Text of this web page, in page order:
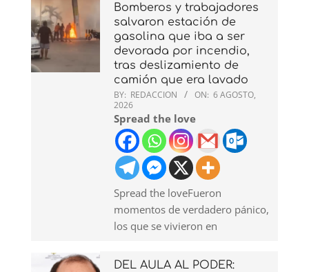
Bomberos y trabajadores
salvaron estación de
gasolina que iba a ser
devorada por incendio,
tras deslizamiento de
camión que era lavado
BY: REDACCION ON: 6 AGOSTO,
2026
Spread the love
Spread the loveFueron
momentos de verdadero pánico,
los que se vivieron en
DEL AULA AL PODER: